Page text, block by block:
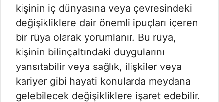
kişinin iç dünyasına veya çevresindeki
değişikliklere dair önemli ipuçları içeren
bir rüya olarak yorumlanır. Bu rüya,
kişinin bilinçaltındaki duygularını
yansıtabilir veya sağlık, ilişkiler veya
kariyer gibi hayati konularda meydana
gelebilecek değişikliklere işaret edebilir.